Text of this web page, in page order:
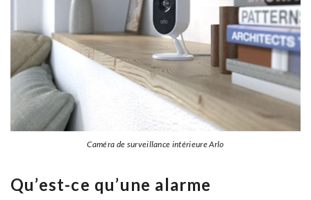
Caméra de surveillance intérieure Arlo
Qu’est-ce qu’une alarme